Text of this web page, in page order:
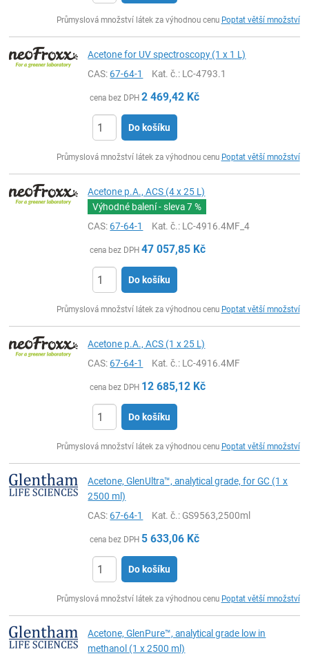
Průmyslová množství látek za výhodnou cenu Poptat větší množství
Acetone for UV spectroscopy (1 x 1 L)
CAS:67-64-1 Kat. č.: LC-4793.1
cena bez DPH 2 469,42 Kč
Do košíku
Průmyslová množství látek za výhodnou cenu Poptat větší množství
Acetone p.A., ACS (4 x 25 L)
Výhodné balení - sleva7 %
CAS:67-64-1 Kat. č.: LC-4916.4MF_4
cena bez DPH 47 057,85 Kč
Do košíku
Průmyslová množství látek za výhodnou cenu Poptat větší množství
Acetone p.A., ACS (1 x 25 L)
CAS:67-64-1 Kat. č.: LC-4916.4MF
cena bez DPH 12 685,12 Kč
Do košíku
Průmyslová množství látek za výhodnou cenu Poptat větší množství
Acetone, GlenUltra™, analytical grade, for GC (1 x
2500 ml)
CAS:67-64-1 Kat. č.: GS9563,2500ml
cena bez DPH 5 633,06 Kč
Do košíku
Průmyslová množství látek za výhodnou cenu Poptat větší množství
Acetone, GlenPure™, analytical grade low in
methanol (1 x 2500 ml)